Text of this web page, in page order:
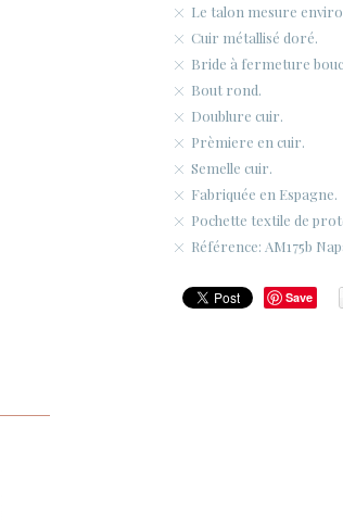
Le talon mesure
Cuir métallisé doré.
Bride à fermeture
Bout rond.
Doublure cuir.
Prèmiere en cuir.
Semelle cuir.
Fabriquée en Espagne.
Pochette textile de
Référence: AM175b
Save